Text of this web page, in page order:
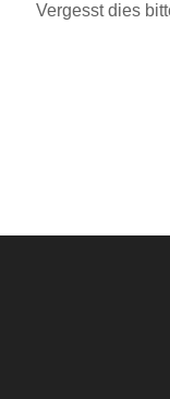
Vergesst dies